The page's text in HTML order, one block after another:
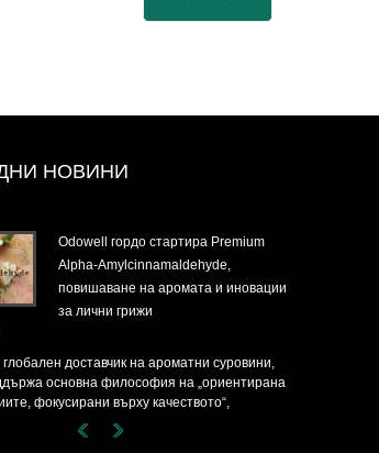
НОВИНИ
Odowell гордо стартира Premium
Alpha-Amylcinnamaldehyde,
повишаване на аромата и иновации
за лични грижи
доставчик на ароматни суровини,
основна философия на „ориентирана
фокусирани върху качеството“,
предоставяйки превъзходни решения за
по целия свят.